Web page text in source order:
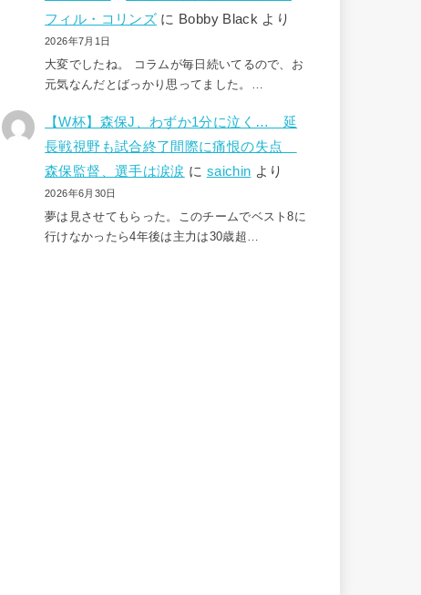
フィル・コリンズ に Bobby Black より
2026年7月1日
大変でしたね。 コラムが毎日続いてるので、お
元気なんだとばっかり思ってました。…
【W杯】森保J、わずか1分に泣く… 延
長戦視野も試合終了間際に痛恨の失点
森保監督、選手は涙涙 に saichin より
2026年6月30日
夢は見させてもらった。このチームでベスト8に
行けなかったら4年後は主力は30歳超…